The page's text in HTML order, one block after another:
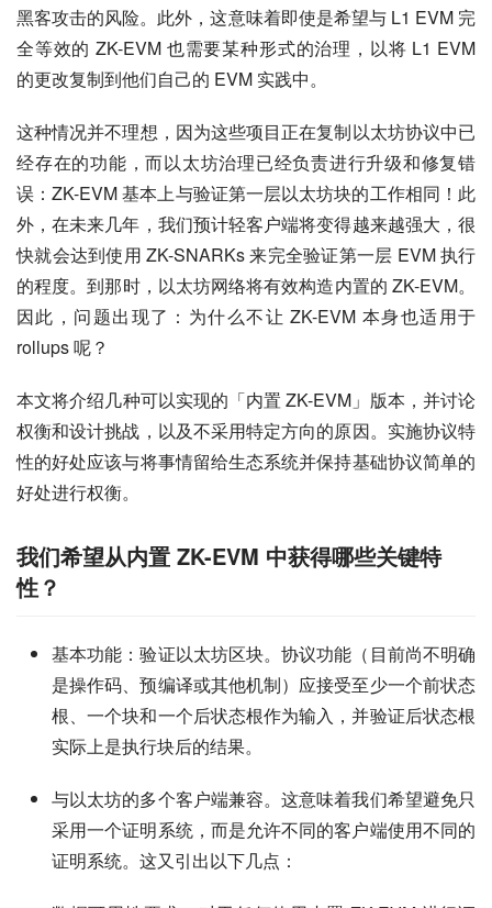
黑客攻击的风险。此外，这意味着即使是希望与 L1 EVM 完
全等效的 ZK-EVM 也需要某种形式的治理，以将 L1 EVM
的更改复制到他们自己的 EVM 实践中。
这种情况并不理想，因为这些项目正在复制以太坊协议中已
经存在的功能，而以太坊治理已经负责进行升级和修复错
误：ZK-EVM 基本上与验证第一层以太坊块的工作相同！此
外，在未来几年，我们预计轻客户端将变得越来越强大，很
快就会达到使用 ZK-SNARKs 来完全验证第一层 EVM 执行
的程度。到那时，以太坊网络将有效构造内置的 ZK-EVM。
因此，问题出现了：为什么不让 ZK-EVM 本身也适用于
rollups 呢？
本文将介绍几种可以实现的「内置 ZK-EVM」版本，并讨论
权衡和设计挑战，以及不采用特定方向的原因。实施协议特
性的好处应该与将事情留给生态系统并保持基础协议简单的
好处进行权衡。
我们希望从内置 ZK-EVM 中获得哪些关键特
性？
基本功能：验证以太坊区块。协议功能（目前尚不明确
是操作码、预编译或其他机制）应接受至少一个前状态
根、一个块和一个后状态根作为输入，并验证后状态根
实际上是执行块后的结果。
与以太坊的多个客户端兼容。这意味着我们希望避免只
采用一个证明系统，而是允许不同的客户端使用不同的
证明系统。这又引出以下几点：